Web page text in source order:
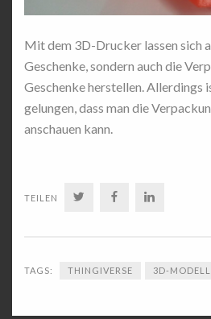
Mit dem 3D-Drucker lassen sich
Geschenke, sondern auch die
Geschenke herstellen. Allerdings
gelungen, dass man die
anschauen kann.
TEILEN TWITTERFACEBOOK
TAGS: THINGIVERSE 3D-MODELL